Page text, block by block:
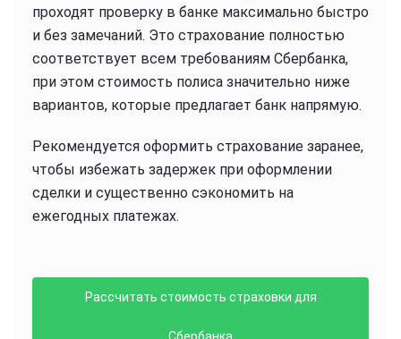
проходят проверку в банке максимально быстро
и без замечаний. Это страхование полностью
соответствует всем требованиям Сбербанка,
при этом стоимость полиса значительно ниже
вариантов, которые предлагает банк напрямую.
Рекомендуется оформить страхование заранее,
чтобы избежать задержек при оформлении
сделки и существенно сэкономить на
ежегодных платежах.
Рассчитать стоимость страховки для
Сбербанка